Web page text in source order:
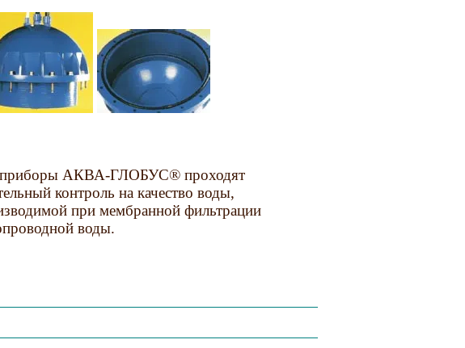
АКВА-ГЛОБУС® проходят
контроль на качество воды,
при мембранной фильтрации
воды.